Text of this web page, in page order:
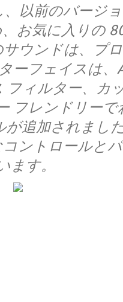
以前のバージ
お気に入りの
ウンドは、プ
ーフェイスは、
フィルター、カ
フレンドリー
追加されまし
ントロールと
ます。